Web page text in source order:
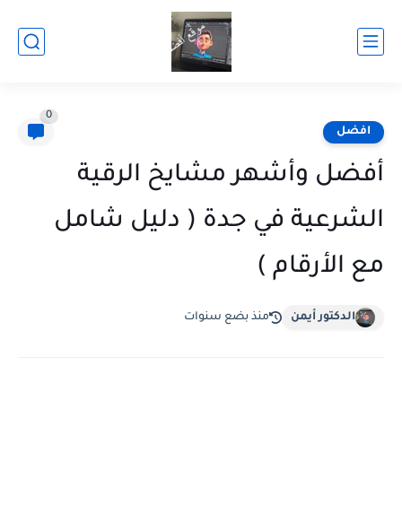
افضل
0
أفضل وأشهر مشايخ الرقية
الشرعية في جدة ( دليل شامل
مع الأرقام )
الدكتور أيمن منذ بضع سنوات